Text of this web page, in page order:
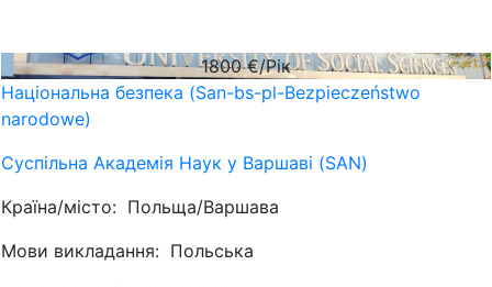
1800€/Рік
Національна безпека (San-bs-pl-Bezpieczeństwo
narodowe)
Суспільна Академія Наук у Варшаві (SAN)
Країна/місто: Польща/Варшава
Мови викладання: Польська